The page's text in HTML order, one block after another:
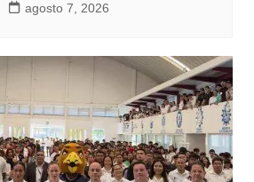
agosto 7, 2026